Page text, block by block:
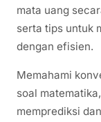
mata uang
serta tips untuk
dengan efisien.
Memahami
soal
memprediksi